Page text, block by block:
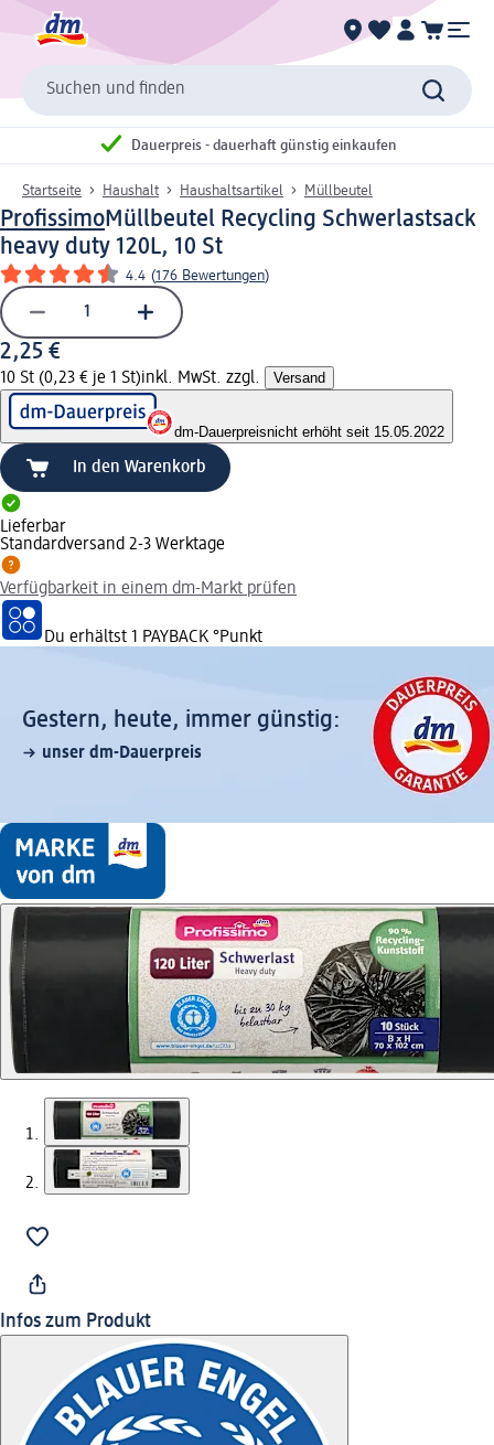
Suchen und finden
Dauerpreis - dauerhaft günstig einkaufen
Startseite Haushalt Haushaltsartikel Müllbeutel
ProfissimoMüllbeutel Recycling Schwerlastsack
heavy duty 120L, 10 St
4.4 (176 Bewertungen)
2,25 €
10 St (0,23 € je 1 St)inkl. MwSt. zzgl. Versand
dm-Dauerpreisnicht erhöht seit 15.05.2022
In den Warenkorb
Lieferbar
Standardversand 2-3 Werktage
Verfügbarkeit in einem dm-Markt prüfen
Du erhältst 1 PAYBACK °Punkt
Gestern, heute, immer günstig:
unser dm-Dauerpreis
Infos zum Produkt